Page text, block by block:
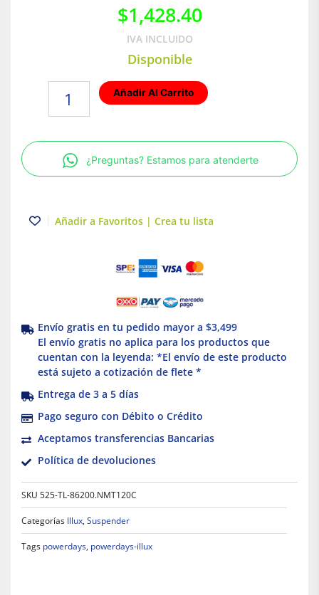
$1,428.40
IVA INCLUIDO
Disponible
HIGH
BAY
Luz
cantidad
Añadir Al Carrito
¿Preguntas? Estamos para atenderte
Añadir a Favoritos | Crea tu lista
Envío gratis en tu pedido mayor a $3,499
El envío gratis no aplica para los productos que
cuentan con la leyenda: *El envío de este producto
está sujeto a cotización de flete *
Entrega de 3 a 5 días
Pago seguro con Débito o Crédito
Aceptamos transferencias Bancarias
Política de devoluciones
SKU 525-TL-86200.NMT120C
Categorías Illux, Suspender
Tags powerdays, powerdays-illux